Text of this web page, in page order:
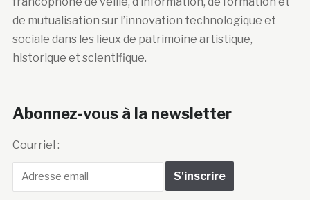
de mutualisation sur l’innovation technologique et
sociale dans les lieux de patrimoine artistique,
historique et scientifique.
Abonnez-vous à la newsletter
Courriel :